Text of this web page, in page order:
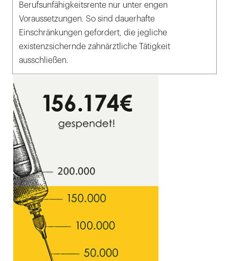
Berufsunfähigkeitsrente nur unter engen
Voraussetzungen. So sind dauerhafte
Einschränkungen gefordert, die jegliche
existenzsichernde zahnärztliche Tätigkeit
ausschließen.